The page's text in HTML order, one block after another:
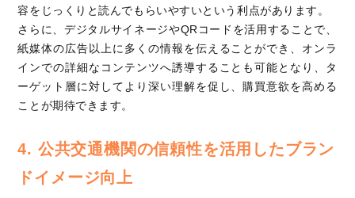
容をじっくりと読んでもらいやすいという利点があります。
さらに、デジタルサイネージやQRコードを活用することで、
紙媒体の広告以上に多くの情報を伝えることができ、オンラ
インでの詳細なコンテンツへ誘導することも可能となり、タ
ーゲット層に対してより深い理解を促し、購買意欲を高める
ことが期待できます。
4. 公共交通機関の信頼性を活用したブラン
ドイメージ向上